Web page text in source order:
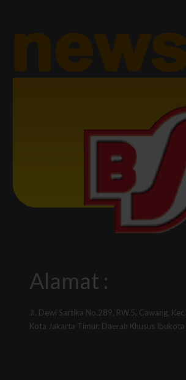
Alamat :
Jl. Dewi Sartika No.289, RW.5, Cawang,
Kota Jakarta Timur, Daerah Khusus